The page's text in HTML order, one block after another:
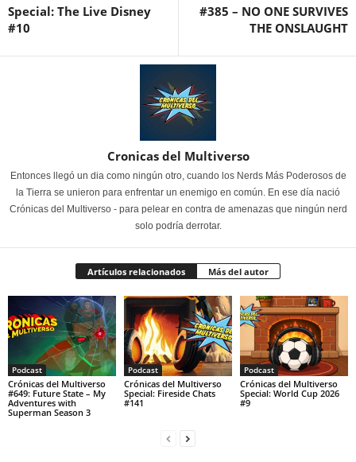
Special: The Live Disney
#10
#385 – NO ONE SURVIVES
THE ONSLAUGHT
Cronicas del Multiverso
Entonces llegó un dia como ningún otro, cuando los Nerds Más Poderosos de
la Tierra se unieron para enfrentar un enemigo en común. En ese día nació
Crónicas del Multiverso - para pelear en contra de amenazas que ningún nerd
solo podría derrotar.
Artículos relacionados Más del autor
Podcast
Crónicas del Multiverso
#649: Future State – My
Adventures with
Superman Season 3
Podcast
Crónicas del Multiverso
Special: Fireside Chats
#141
Podcast
Crónicas del Multiverso
Special: World Cup 2026
#9